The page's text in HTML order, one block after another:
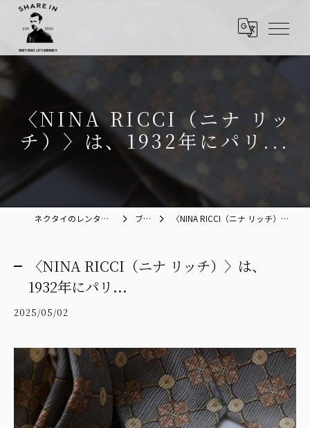
〈NINA RICCI（ニナ リッ
チ）〉は、1932年にパリ...
ネクタイのレンタルならShare in ブログ 〈NINA RICCI（ニナ リッチ）〉は、1932年にパリ...
〈NINA RICCI（ニナ リッチ）〉は、
1932年にパリ...
2025/05/02